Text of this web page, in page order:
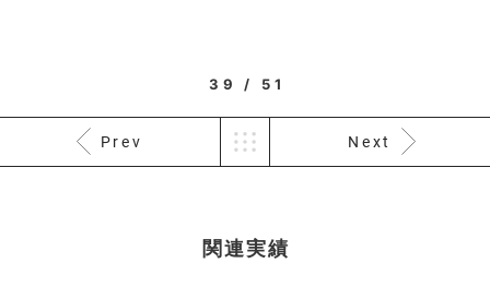
39 / 51
Prev Next
関連実績